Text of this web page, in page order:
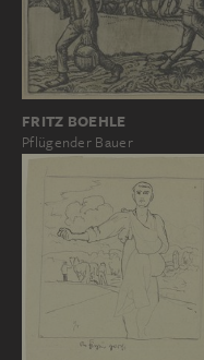
FRITZ BOEHLE
Pflügender Bauer